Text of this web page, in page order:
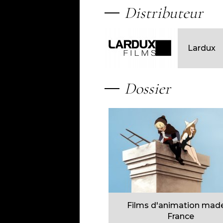
Distributeur
Lardux
Dossier
Films d'animation
France